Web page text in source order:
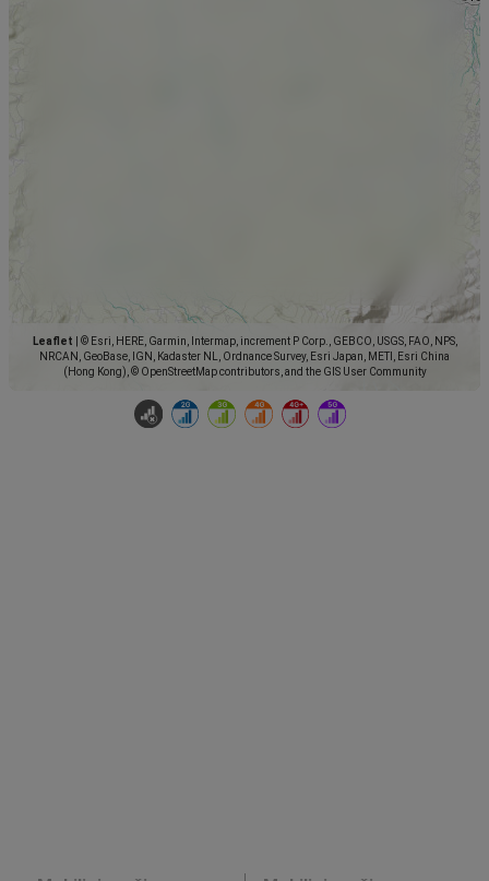
Leaflet
© Esri, HERE, Garmin, Intermap, increment P Corp., GEBCO, USGS, FAO, NPS,
NRCAN, GeoBase, IGN, Kadaster NL, Ordnance Survey, Esri Japan, METI, Esri China
(Hong Kong), © OpenStreetMap contributors, and the GIS User Community